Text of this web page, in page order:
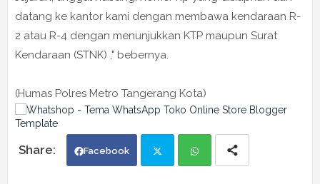
datang ke kantor kami dengan membawa kendaraan R-
2 atau R-4 dengan menunjukkan KTP maupun Surat
Kendaraan (STNK) ," bebernya.
(Humas Polres Metro Tangerang Kota)
Facebook